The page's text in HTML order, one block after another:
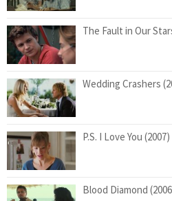
The Fault in Our
Wedding Crashers
P.S. I Love You (2007)
Blood Diamond